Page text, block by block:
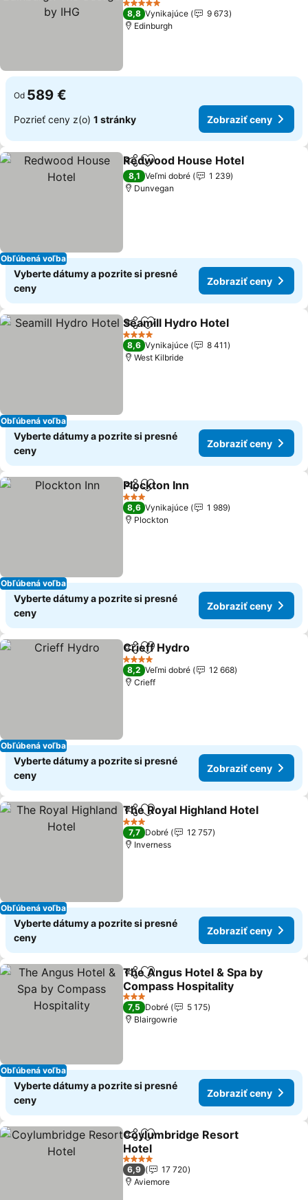
IHG
5 Počet hviezdičiek
8,8 Vynikajúce
9 673
Edinburgh
Od 589 €
Pozrieť ceny z(o) 1 stránky Zobraziť ceny
Obľúbená voľba
ZdieľaťPridať do obľúbených
Redwood House Hotel
8,1 Veľmi dobré
1 239
Dunvegan
Vyberte dátumy a pozrite si presné
ceny
Zobraziť ceny
Obľúbená voľba
ZdieľaťPridať do obľúbených
Seamill Hydro Hotel
4 Počet hviezdičiek
8,6 Vynikajúce
8 411
West Kilbride
Vyberte dátumy a pozrite si presné
ceny
Zobraziť ceny
Obľúbená voľba
ZdieľaťPridať do obľúbených
Plockton Inn
3 Počet hviezdičiek
8,6 Vynikajúce
1 989
Plockton
Vyberte dátumy a pozrite si presné
ceny
Zobraziť ceny
Obľúbená voľba
ZdieľaťPridať do obľúbených
Crieff Hydro
4 Počet hviezdičiek
8,2 Veľmi dobré
12 668
Crieff
Vyberte dátumy a pozrite si presné
ceny
Zobraziť ceny
Obľúbená voľba
ZdieľaťPridať do obľúbených
The Royal Highland Hotel
3 Počet hviezdičiek
7,7 Dobré
12 757
Inverness
Vyberte dátumy a pozrite si presné
ceny
Zobraziť ceny
Obľúbená voľba
ZdieľaťPridať do obľúbených
The Angus Hotel & Spa by
Compass Hospitality
3 Počet hviezdičiek
7,5 Dobré
5 175
Blairgowrie
Vyberte dátumy a pozrite si presné
ceny
Zobraziť ceny
ZdieľaťPridať do obľúbených
Coylumbridge Resort
Hotel
4 Počet hviezdičiek
6,9
17 720
Aviemore